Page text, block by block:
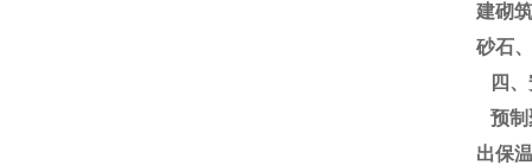
建砌
砂石
四、
预制
出保